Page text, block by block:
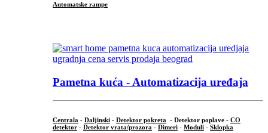
Automatske rampe
Pametna kuća - Automatizacija uređaja
Centrala - Daljinski - Detektor pokreta - Detektor poplave - CO
detektor - Detektor vrata/prozora - Dimeri - Moduli - Sklopka